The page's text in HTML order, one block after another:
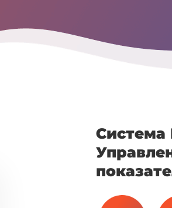
Система